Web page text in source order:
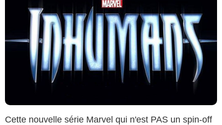
Cette nouvelle série Marvel qui n'est PAS un spin-off